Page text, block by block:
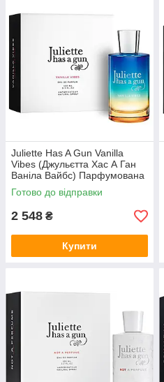
Juliette Has A Gun Vanilla
Vibes (Джульєтта Хас А Ган
Ваніла Вайбс) Парфумована
вода 100 ml/мл
Готово до відправки
2 548 ₴
Купити